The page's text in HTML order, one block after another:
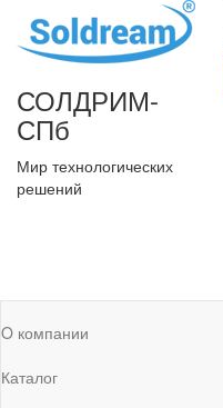
СОЛДРИМ-
СПб
Мир технологических
решений
O компании
Каталог